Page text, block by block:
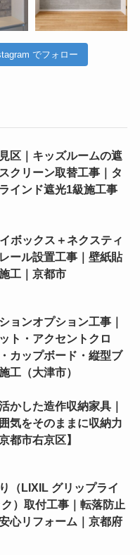
でフォロー
区｜キッズルームの遮
クリーン取替工事｜タ
インド遮光1級施工事
ボックス＋ネクスティ
ール設置工事｜壁紙貼
工｜京都市
ョンオプション工事｜
ト・アクセントクロ
カップボード・縦型ブ
工（大津市）
かした造作収納家具｜
気をそのままに収納力
都市右京区】
（LIXIL グリップライ
）取付工事｜転落防止
心リフォーム｜京都府